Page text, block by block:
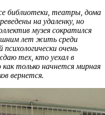
библиотеки, театры, дома
на удаленку, но
музея сократился
лет жить среди
очень
тех, кто уехал в
только начнется мирная
вернется.